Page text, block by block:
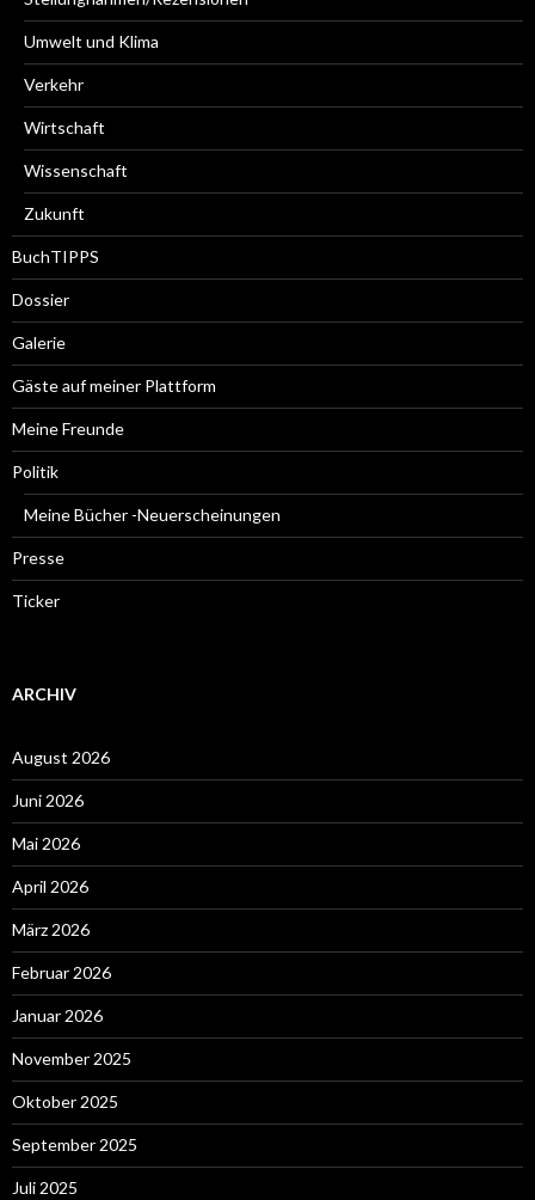
Umwelt und Klima
Verkehr
Wirtschaft
Wissenschaft
Zukunft
BuchTIPPS
Dossier
Galerie
Gäste auf meiner Plattform
Meine Freunde
Politik
Meine Bücher -Neuerscheinungen
Presse
Ticker
ARCHIV
August 2026
Juni 2026
Mai 2026
April 2026
März 2026
Februar 2026
Januar 2026
November 2025
Oktober 2025
September 2025
Juli 2025